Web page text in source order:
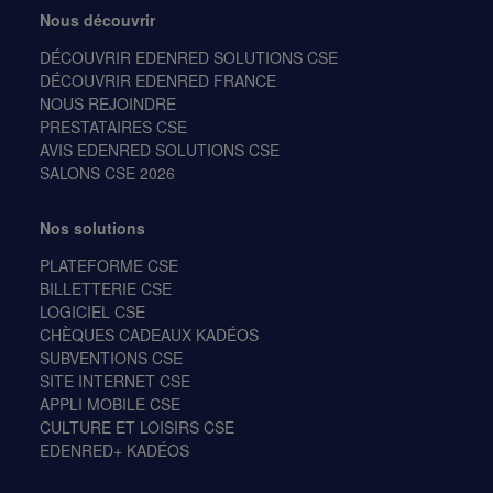
Nous découvrir
DÉCOUVRIR EDENRED SOLUTIONS CSE
DÉCOUVRIR EDENRED FRANCE
NOUS REJOINDRE
PRESTATAIRES CSE
AVIS EDENRED SOLUTIONS CSE
SALONS CSE 2026
Nos solutions
PLATEFORME CSE
BILLETTERIE CSE
LOGICIEL CSE
CHÈQUES CADEAUX KADÉOS
SUBVENTIONS CSE
SITE INTERNET CSE
APPLI MOBILE CSE
CULTURE ET LOISIRS CSE
EDENRED+ KADÉOS